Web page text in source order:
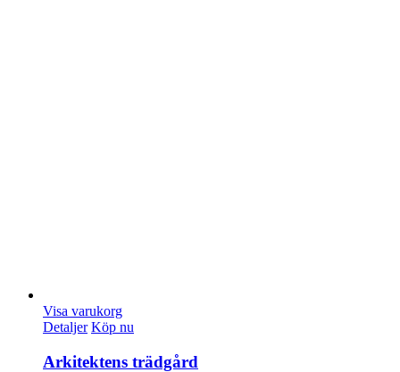
Visa varukorg
Detaljer Köp nu
Arkitektens trädgård